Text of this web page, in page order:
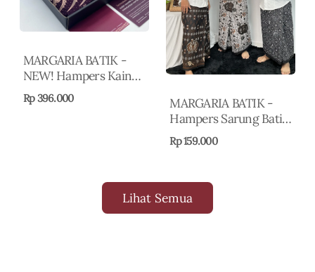
MARGARIA BATIK -
NEW! Hampers Kain
Batik Premium Motif
Elegan - Cakrawala
Rp 396.000
MARGARIA BATIK -
Hampers Sarung Batik
Pria Dewasa - Sarong
Batik Bahan Katun Cap
Batik Premium
Rp 159.000
Lihat Semua